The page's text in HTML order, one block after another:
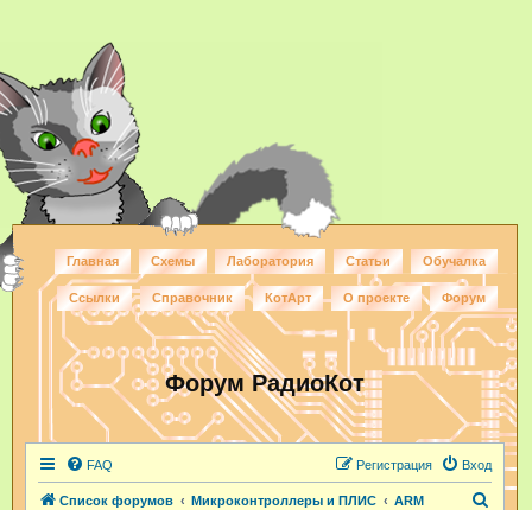
Главная Схемы Лаборатория Статьи Обучалка
Ссылки Справочник КотАрт О проекте Форум
Форум РадиоКот
FAQ Вход
Регистрация
Список форумов Микроконтроллеры и ПЛИС ARM